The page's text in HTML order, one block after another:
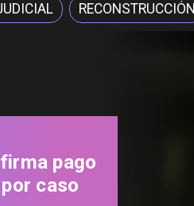
RECONSTRUCCIÓN
pago
caso